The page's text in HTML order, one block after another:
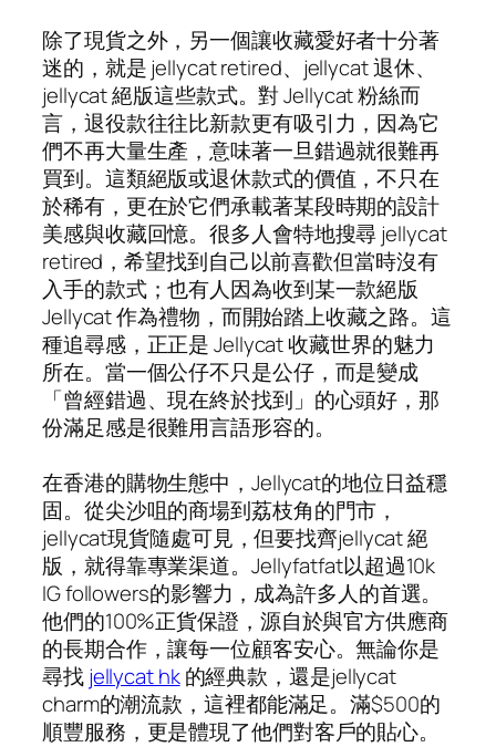
除了現貨之外，另一個讓收藏愛好者十分著
迷的，就是 jellycat retired、jellycat 退休、
jellycat 絕版這些款式。對 Jellycat 粉絲而
言，退役款往往比新款更有吸引力，因為它
們不再大量生產，意味著一旦錯過就很難再
買到。這類絕版或退休款式的價值，不只在
於稀有，更在於它們承載著某段時期的設計
美感與收藏回憶。很多人會特地搜尋 jellycat
retired，希望找到自己以前喜歡但當時沒有
入手的款式；也有人因為收到某一款絕版
Jellycat 作為禮物，而開始踏上收藏之路。這
種追尋感，正正是 Jellycat 收藏世界的魅力
所在。當一個公仔不只是公仔，而是變成
「曾經錯過、現在終於找到」的心頭好，那
份滿足感是很難用言語形容的。
在香港的購物生態中，Jellycat的地位日益穩
固。從尖沙咀的商場到荔枝角的門市，
jellycat現貨隨處可見，但要找齊jellycat 絕
版，就得靠專業渠道。Jellyfatfat以超過10k
IG followers的影響力，成為許多人的首選。
他們的100%正貨保證，源自於與官方供應商
的長期合作，讓每一位顧客安心。無論你是
尋找jellycat hk的經典款，還是jellycat
charm的潮流款，這裡都能滿足。滿$500的
順豐服務，更是體現了他們對客戶的貼心。